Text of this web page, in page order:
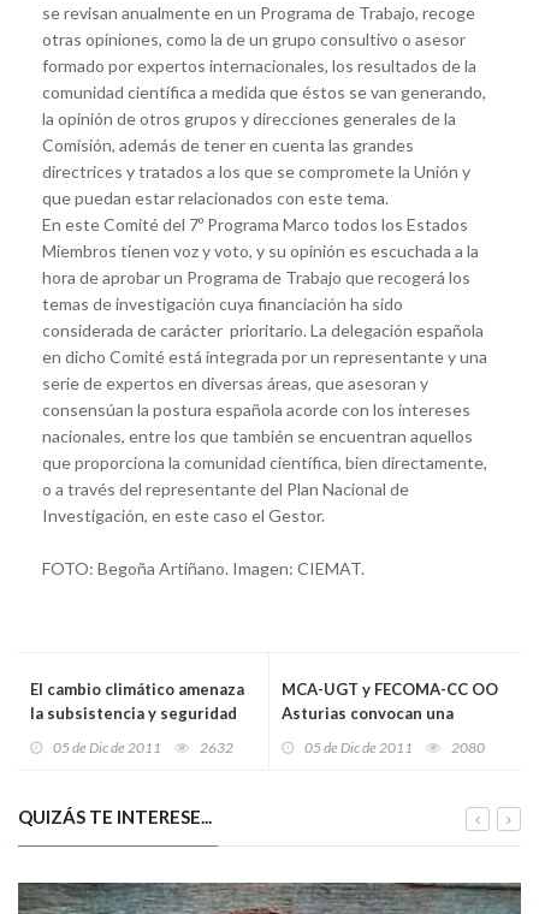
se revisan anualmente en un Programa de Trabajo, recoge
otras opiniones, como la de un grupo consultivo o asesor
formado por expertos internacionales, los resultados de la
comunidad científica a medida que éstos se van generando,
la opinión de otros grupos y direcciones generales de la
Comisión, además de tener en cuenta las grandes
directrices y tratados a los que se compromete la Unión y
que puedan estar relacionados con este tema.
En este Comité del 7º Programa Marco todos los Estados
Miembros tienen voz y voto, y su opinión es escuchada a la
hora de aprobar un Programa de Trabajo que recogerá los
temas de investigación cuya financiación ha sido
considerada de carácter prioritario. La delegación española
en dicho Comité está integrada por un representante y una
serie de expertos en diversas áreas, que asesoran y
consensúan la postura española acorde con los intereses
nacionales, entre los que también se encuentran aquellos
que proporciona la comunidad científica, bien directamente,
o a través del representante del Plan Nacional de
Investigación, en este caso el Gestor.
FOTO: Begoña Artiñano. Imagen: CIEMAT.
El cambio climático amenaza
la subsistencia y seguridad
05 de Dic de 2011 2632
MCA-UGT y FECOMA-CC OO
Asturias convocan una
05 de Dic de 2011 2080
QUIZÁS TE INTERESE...